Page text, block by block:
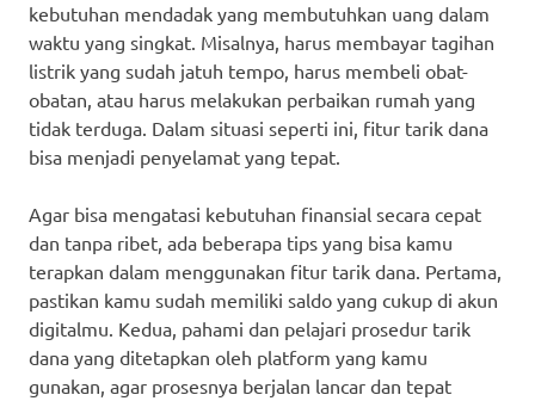
kebutuhan mendadak yang membutuhkan uang dalam
waktu yang singkat. Misalnya, harus membayar tagihan
listrik yang sudah jatuh tempo, harus membeli obat-
obatan, atau harus melakukan perbaikan rumah yang
tidak terduga. Dalam situasi seperti ini, fitur tarik dana
bisa menjadi penyelamat yang tepat.
Agar bisa mengatasi kebutuhan finansial secara cepat
dan tanpa ribet, ada beberapa tips yang bisa kamu
terapkan dalam menggunakan fitur tarik dana. Pertama,
pastikan kamu sudah memiliki saldo yang cukup di akun
digitalmu. Kedua, pahami dan pelajari prosedur tarik
dana yang ditetapkan oleh platform yang kamu
gunakan, agar prosesnya berjalan lancar dan tepat